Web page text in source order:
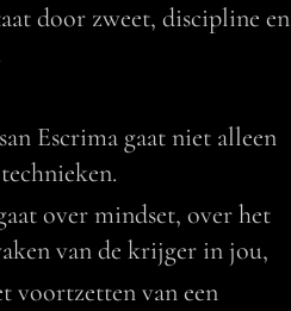
door zweet, discipline en
Escrima gaat niet alleen
over mindset, over het
van de krijger in jou,
voortzetten van een